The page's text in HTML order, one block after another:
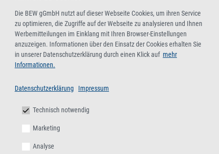
Die BEW gGmbH nutzt auf dieser Webseite Cookies, um ihren Service
zu optimieren, die Zugriffe auf der Webseite zu analysieren und Ihnen
Werbemitteilungen im Einklang mit Ihren Browser-Einstellungen
anzuzeigen. Informationen über den Einsatz der Cookies erhalten Sie
in unserer Datenschutzerklärung durch einen Klick auf mehr
Informationen.
Datenschutzerklärung Impressum
Technisch notwendig
Marketing
Analyse